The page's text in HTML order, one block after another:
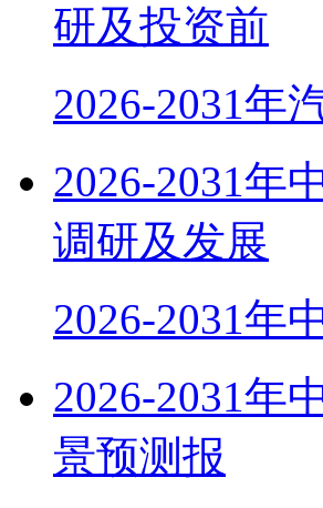
研及投资前
2026-2031年
2026-2031年
调研及发展
2026-2031年
2026-2031年
景预测报